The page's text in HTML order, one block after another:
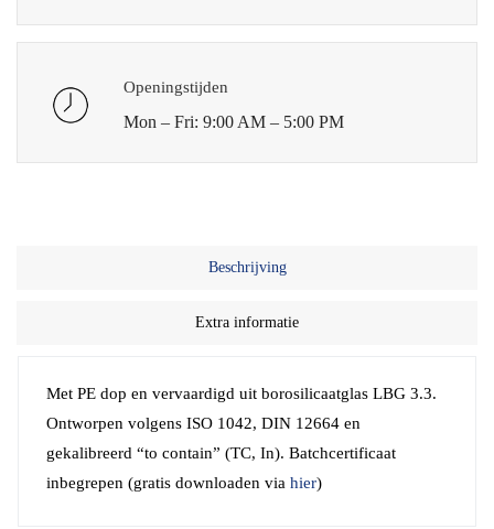
Openingstijden
Mon – Fri: 9:00 AM – 5:00 PM
Beschrijving
Extra informatie
Met PE dop en vervaardigd uit borosilicaatglas LBG 3.3.
Ontworpen volgens ISO 1042, DIN 12664 en
gekalibreerd “to contain” (TC, In). Batchcertificaat
inbegrepen (gratis downloaden via hier)